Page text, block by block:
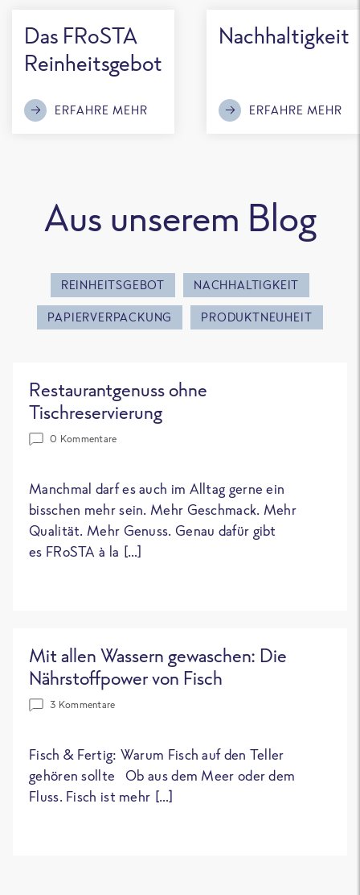
Das FRoSTA
Reinheitsgebot
ERFAHRE MEHR
Nachhaltigkeit
ERFAHRE MEHR
Aus unserem Blog
REINHEITSGEBOT NACHHALTIGKEIT
PAPIERVERPACKUNG PRODUKTNEUHEIT
Restaurantgenuss ohne
Tischreservierung
0 Kommentare
Manchmal darf es auch im Alltag gerne ein
bisschen mehr sein. Mehr Geschmack. Mehr
Qualität. Mehr Genuss. Genau dafür gibt
es FRoSTA à la […]
Mit allen Wassern gewaschen: Die
Nährstoffpower von Fisch
3 Kommentare
Fisch & Fertig: Warum Fisch auf den Teller
gehören sollte Ob aus dem Meer oder dem
Fluss. Fisch ist mehr […]